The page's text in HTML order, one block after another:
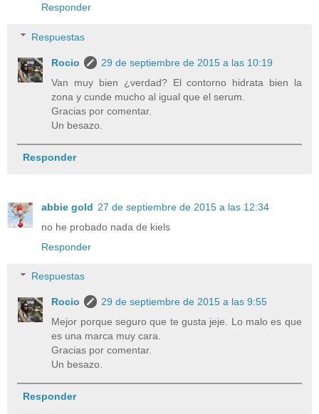
Responder
Respuestas
Rocio
29 de septiembre de 2015 a las 10:19
Van muy bien ¿verdad? El contorno hidrata bien la
zona y cunde mucho al igual que el serum.
Gracias por comentar.
Un besazo.
Responder
abbie gold 27 de septiembre de 2015 a las 12:34
no he probado nada de kiels
Responder
Respuestas
Rocio
29 de septiembre de 2015 a las 9:55
Mejor porque seguro que te gusta jeje. Lo malo es que
es una marca muy cara.
Gracias por comentar.
Un besazo.
Responder